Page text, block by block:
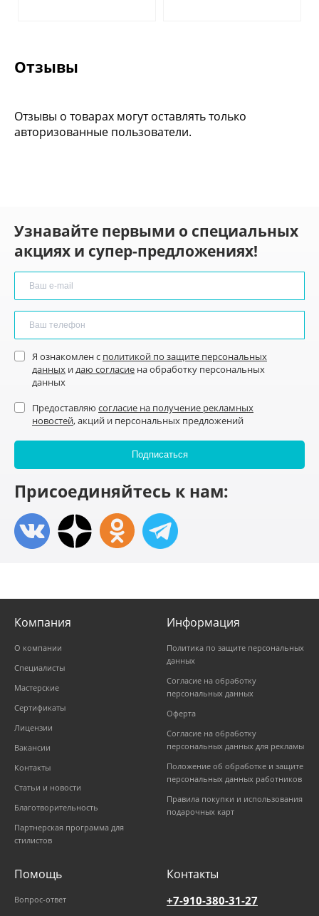
Отзывы
Отзывы о товарах могут оставлять только
авторизованные пользователи.
Узнавайте первыми о специальных
акциях и супер-предложениях!
Я ознакомлен с политикой по защите персональных
данных идаю согласие на обработку персональных
данных
Предоставляю согласие на получение рекламных
новостей, акций и персональных предложений
Присоединяйтесь к нам:
Компания
О компании
Специалисты
Мастерские
Сертификаты
Лицензии
Вакансии
Контакты
Статьи и новости
Благотворительность
Партнерская программа для
стилистов
Информация
Политика по защите персональных
данных
Согласие на обработку
персональных данных
Оферта
Согласие на обработку
персональных данных для рекламы
Положение об обработке и защите
персональных данных работников
Правила покупки и использования
подарочных карт
Помощь
Вопрос-ответ
Контакты
+7-910-380-31-27